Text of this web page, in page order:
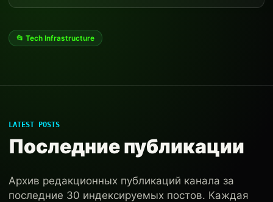
📂 Tech Infrastructure
LATEST POSTS
Последние публикации
Архив редакционных публикаций канала за
последние 30 индексируемых постов. Каждая